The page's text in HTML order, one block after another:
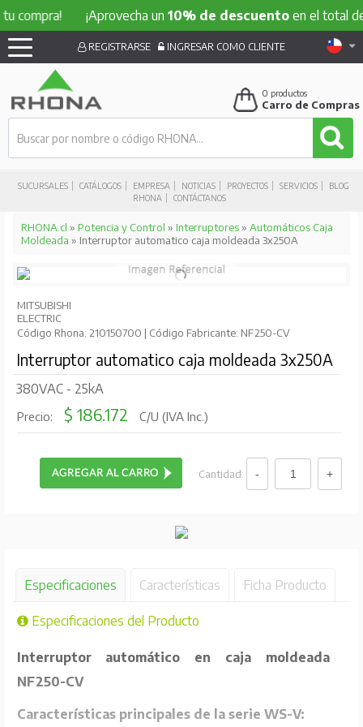
compra! ¡Aprovecha un10% de descuentoen el total de
SUCURSALES CATÁLOGOS EMPRESA NOTICIAS PROYECTOS SERVICIOS
BLOG
RHONA
CONTÁCTANOS
REGISTRARSE INGRESAR COMO CLIENTE
0 productos
Carro de Compras
RHONA.cl » Potencia y Control » Interruptores» Automáticos Caja
Moldeada » Interruptor automatico caja moldeada 3x250A
MITSUBISHI
ELECTRIC
Código Rhona: 210150700 | Código Fabricante: NF250-CV
Interruptor automatico caja moldeada 3x250A
380VAC - 25kA
Precio: $ 186.172 C/U (IVA Inc.)
Cantidad:
Especificaciones Características Ficha Producto
Especificaciones del Producto
Interruptor automático en caja moldeada
NF250-CV
Características principales de la serie WS-V: